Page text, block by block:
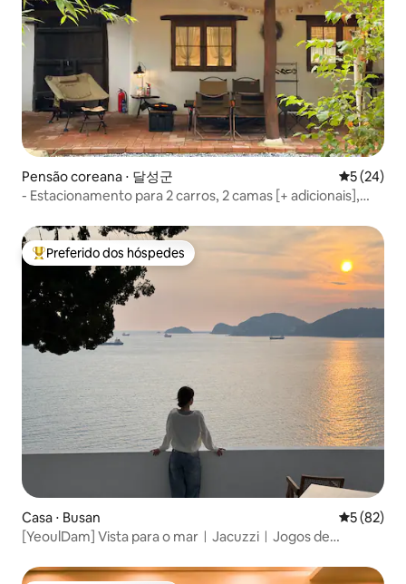
Pensão coreana ⋅ 달성군 5 de uma
5 (24)
- Estacionamento para 2 carros, 2 camas [+ adicionais],
jogos
Entre os melhores preferidos dos hóspedes
Preferido dos hóspedes
Casa ⋅ Busan 5 de uma
5 (82)
[YeoulDam] Vista para o marㅣJacuzziㅣJogos de